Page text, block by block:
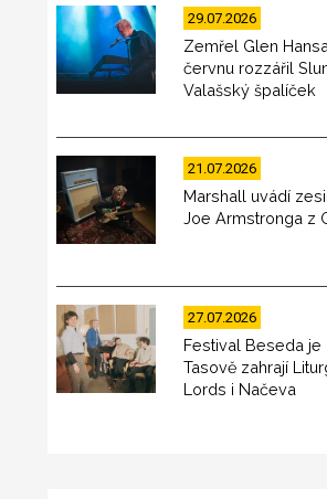
29.07.2026
Zemřel Glen
červnu rozzářil
Valašský špalíček
21.07.2026
Marshall uvádí
Joe Armstronga z
27.07.2026
Festival Beseda je
Tasově zahrají
Lords i Načeva